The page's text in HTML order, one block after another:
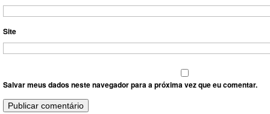
Site
Salvar meus dados neste navegador para a próxima vez que eu comentar.